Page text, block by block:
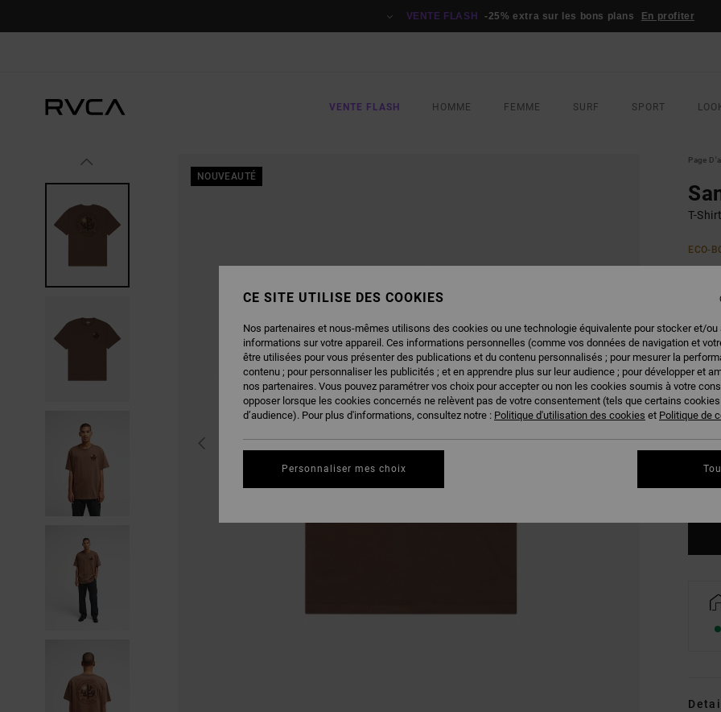
VENTE FLASH -25% extra sur les bons plans En profiter
VENTE FLASH HOMME FEMME SURF SPORT
NOUVEAUTÉ
Page
T-
ECO-
XS
CE SITE UTILISE DES COOKIES
Nos partenaires et nous-mêmes utilisons des cookies ou une technologie équivalente pour stocker et/ou
informations sur votre appareil. Ces informations personnelles (comme vos données de navigation et
être utilisées pour vous présenter des publications et du contenu personnalisés ; pour mesurer la
contenu ; pour personnaliser les publicités ; et en apprendre plus sur leur audience ; pour développer et
nos partenaires. Vous pouvez paramétrer vos choix pour accepter ou non les cookies soumis à votre
opposer lorsque les cookies concernés ne relèvent pas de votre consentement (tels que certains
d’audience). Pour plus d'informations, consultez notre : Politique d'utilisation des cookies et Politique de
Personnaliser mes choix